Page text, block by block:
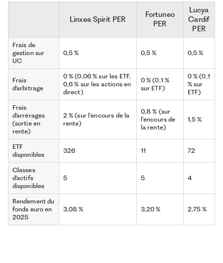
Linxea Spirit PER
Fortuneo
PER
Lucya
Cardif
PER
Frais de
gestion sur
UC
0,5 % 0,5 % 0,5 %
Frais
d'arbitrage
0 % (0,06 % sur les ETF,
0,6 % sur les actions en
direct)
0 % (0,1 %
sur ETF)
0 % (0,1
% sur
ETF)
Frais
d'arrérages
(sortie en
rente)
2 % (sur l’encours de la
rente)
0,8 % (sur
l’encours de
la rente)
1,5 %
ETF
disponibles
326 11 72
Classes
d'actifs
disponibles
5 5 4
Rendement du
fonds euro en
2025
3,08 % 3,20 % 2,75 %